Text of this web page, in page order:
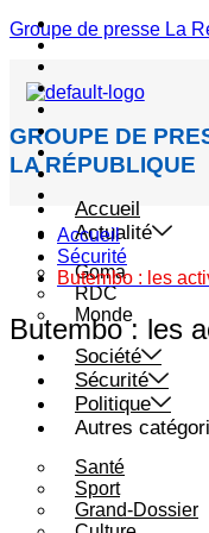
Groupe de presse La
GROUPE DE
LA RÉPUBLIQUE
Accueil
Actualité
Goma
RDC
Monde
Société
Sécurité
Politique
Autres
Santé
Sport
Grand-Dossier
Menu
Accueil
Sécurité
Butembo : les
Butembo : les